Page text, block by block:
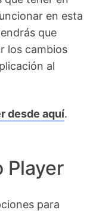
en esta
que
los cambios
al
desde aquí.
Player
para